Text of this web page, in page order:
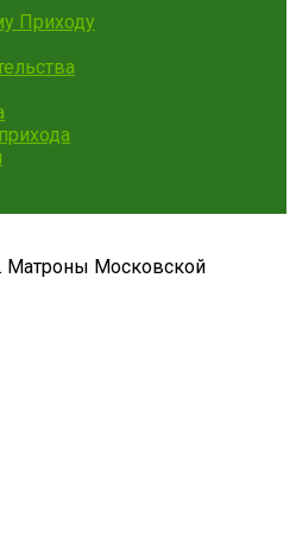
Приходу
Матроны Московской